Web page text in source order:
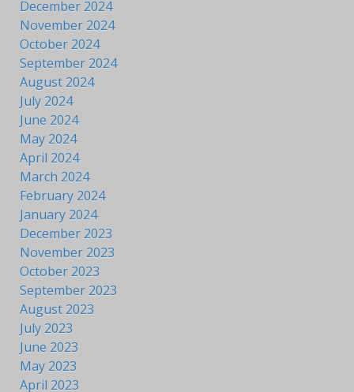
December 2024
November 2024
October 2024
September 2024
August 2024
July 2024
June 2024
May 2024
April 2024
March 2024
February 2024
January 2024
December 2023
November 2023
October 2023
September 2023
August 2023
July 2023
June 2023
May 2023
April 2023